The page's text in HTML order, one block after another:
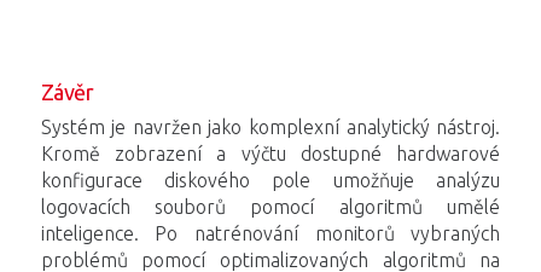
Závěr
Systém je navržen jako komplexní analytický nástroj.
Kromě zobrazení a výčtu dostupné hardwarové
konfigurace diskového pole umožňuje analýzu
logovacích souborů pomocí algoritmů umělé
inteligence. Po natrénování monitorů vybraných
problémů pomocí optimalizovaných algoritmů na